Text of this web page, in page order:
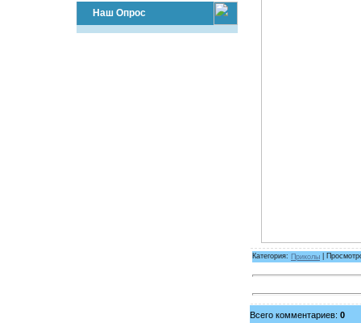
Наш Опрос
Категория: Приколы|
Всего комментариев: 0